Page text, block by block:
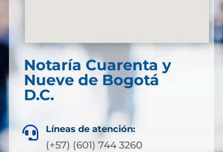
Notaría Cuarenta y
Nueve de Bogotá
D.C.
 Líneas de atención:
(+57) (601) 744 3260